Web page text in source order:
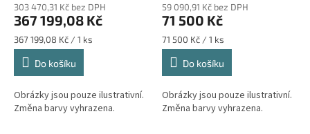
303 470,31 Kč bez DPH
367 199,08 Kč
Měrná
cena:
367 199,08 Kč / 1 ks
Do košíku
Obrázky jsou pouze ilustrativní.
Změna barvy vyhrazena.
59 090,91 Kč bez DPH
71 500 Kč
Měrná
cena:
71 500 Kč / 1 ks
Do košíku
Obrázky jsou pouze ilustrativní.
Změna barvy vyhrazena.